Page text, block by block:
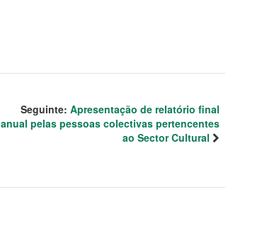
Seguinte: Apresentação de relatório final
anual pelas pessoas colectivas pertencentes
ao Sector Cultural